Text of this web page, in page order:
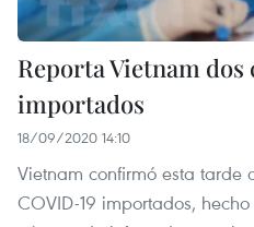
Reporta Vietnam dos
importados
18/09/2020 14:10
Vietnam confirmó esta tarde
COVID-19 importados,